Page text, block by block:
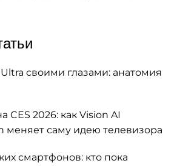
Ultra своими глазами: анатомия
CES 2026: как Vision AI
меняет саму идею телевизора
смартфонов: кто пока